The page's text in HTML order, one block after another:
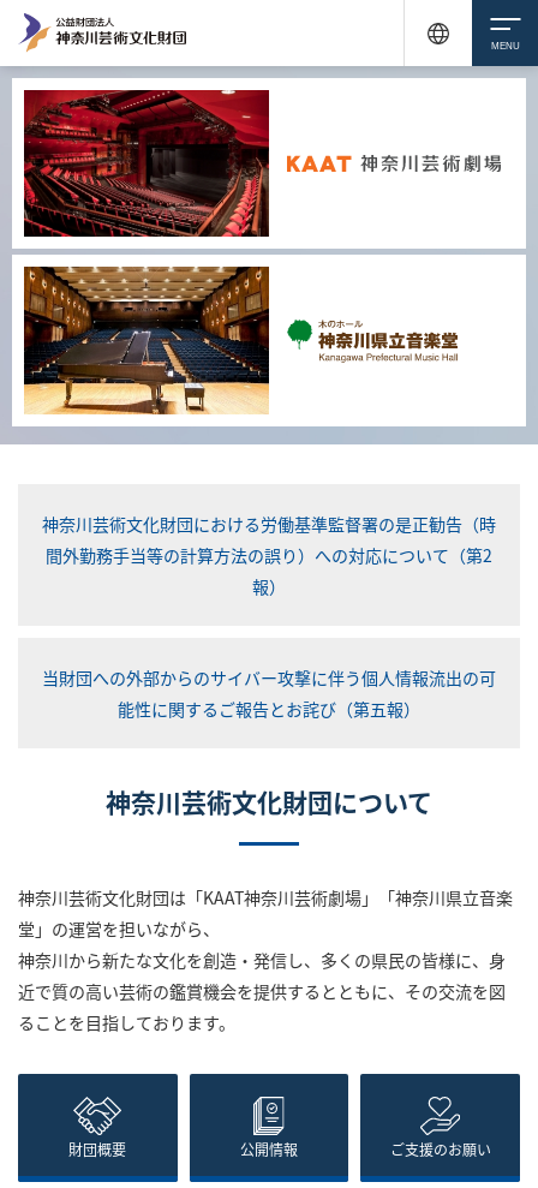
サイトを見る
サイトを見る
神奈川芸術文化財団における労働基準監督署の是正勧告（時
間外勤務手当等の計算方法の誤り）への対応について（第2
報）
当財団への外部からのサイバー攻撃に伴う個人情報流出の可
能性に関するご報告とお詫び（第五報）
神奈川芸術文化財団について
神奈川芸術文化財団は「KAAT神奈川芸術劇場」「神奈川県立音楽
堂」の運営を担いながら、
神奈川から新たな文化を創造・発信し、多くの県民の皆様に、身
近で質の高い芸術の鑑賞機会を提供するとともに、その交流を図
ることを目指しております。
財団概要 公開情報 ご支援のお願い